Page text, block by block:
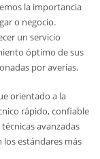
la importancia
o negocio.
un servicio
óptimo de sus
por averías.
orientado a la
rápido, confiable
avanzadas
estándares más